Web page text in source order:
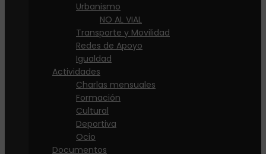
Urbanismo
NO AL VIAL
Transporte y Movilidad
Redes de Apoyo
Igualdad
Actividades
Charlas mensuales
Formación
Cultural
Deportiva
Ocio
Documentos